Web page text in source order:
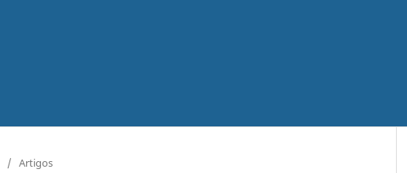
/ Artigos